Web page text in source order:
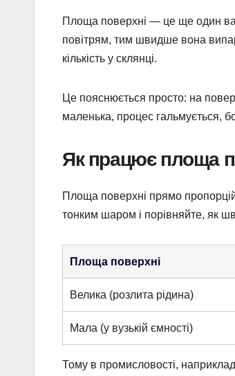
Площа поверхні — це ще один
повітрям, тим швидше вона
кількість у склянці.
Це пояснюється просто: на
маленька, процес гальмується,
Як працює площа
Площа поверхні прямо
тонким шаром і порівняйте, як
Площа поверхні
Велика (розлита рідина)
Мала (у вузькій ємності)
Тому в промисловості,